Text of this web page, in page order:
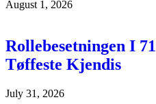
August 1, 2026
Rollebesetningen I
Tøffeste Kjendis
July 31, 2026